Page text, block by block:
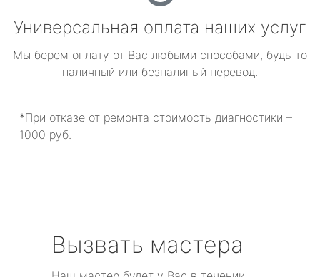
Универсальная оплата наших услуг
Мы берем оплату от Вас любыми способами, будь то
наличный или безналиный перевод.
*При отказе от ремонта стоимость диагностики –
1000 руб.
Вызвать мастера